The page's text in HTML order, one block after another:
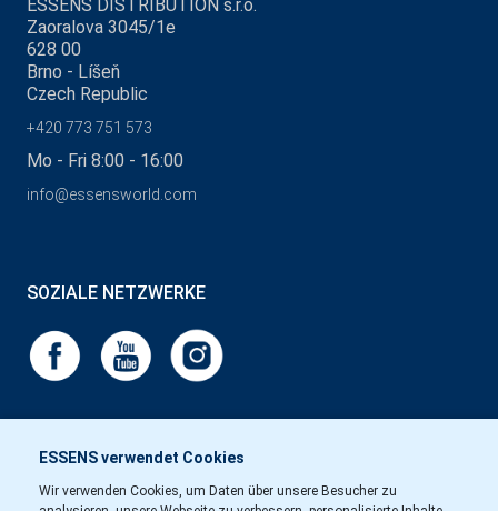
ESSENS verwendet Cookies
Wir verwenden Cookies, um Daten über unsere Besucher zu
ESSENS DISTRIBUTION s.r.o.
Zaoralova 3045/1e
628 00
Brno - Líšeň
Czech Republic
+420 773 751 573
Mo - Fri 8:00 - 16:00
info@essensworld.com
SOZIALE NETZWERKE